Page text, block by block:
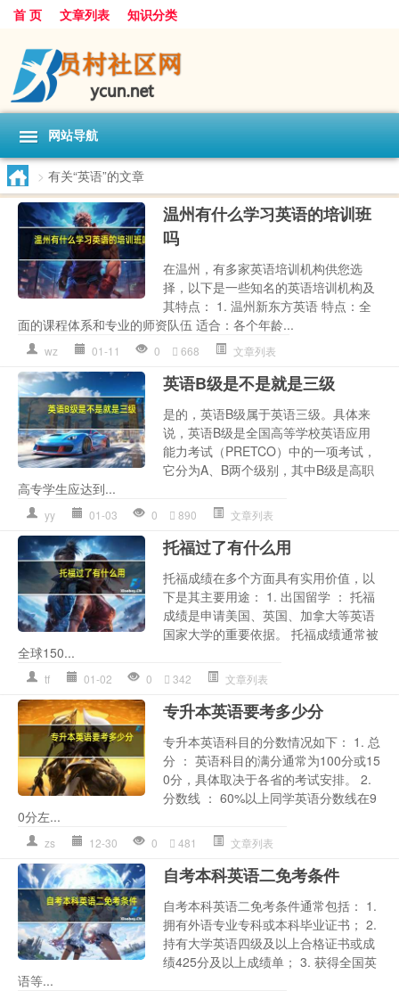
首 页 文章列表 知识分类
网站导航
> 有关“英语”的文章
温州有什么学习英语的培训班
吗
在温州，有多家英语培训机构供您选
择，以下是一些知名的英语培训机构及
其特点： 1. 温州新东方英语 特点：全
面的课程体系和专业的师资队伍 适合：各个年龄...
wz 01-11 0 668 文章列表
英语B级是不是就是三级
是的，英语B级属于英语三级。具体来
说，英语B级是全国高等学校英语应用
能力考试（PRETCO）中的一项考试，
它分为A、B两个级别，其中B级是高职
高专学生应达到...
yy 01-03 0 890 文章列表
托福过了有什么用
托福成绩在多个方面具有实用价值，以
下是其主要用途： 1. 出国留学 ： 托福
成绩是申请美国、英国、加拿大等英语
国家大学的重要依据。 托福成绩通常被
全球150...
tf 01-02 0 342 文章列表
专升本英语要考多少分
专升本英语科目的分数情况如下： 1. 总
分 ： 英语科目的满分通常为100分或15
0分，具体取决于各省的考试安排。 2.
分数线 ： 60%以上同学英语分数线在9
0分左...
zs 12-30 0 481 文章列表
自考本科英语二免考条件
自考本科英语二免考条件通常包括： 1.
拥有外语专业专科或本科毕业证书； 2.
持有大学英语四级及以上合格证书或成
绩425分及以上成绩单； 3. 获得全国英
语等...